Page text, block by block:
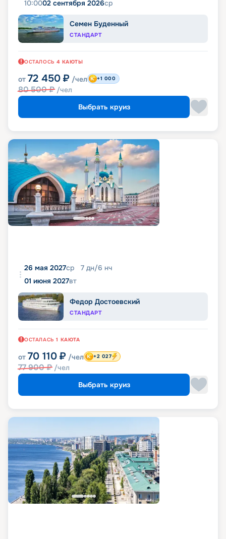
10:0002 сентября 2026ср
Семен Буденный
СТАНДАРТ
ОСТАЛОСЬ 4 КАЮТЫ
от 72 450 ₽ /чел
80 500₽ /чел
+1 000
Выбрать круиз
26 мая 2027ср 7 дн/6 нч
01 июня 2027вт
Федор Достоевский
СТАНДАРТ
ОСТАЛАСЬ 1 КАЮТА
от 70 110 ₽ /чел
77 900₽ /чел
+2 027
Выбрать круиз